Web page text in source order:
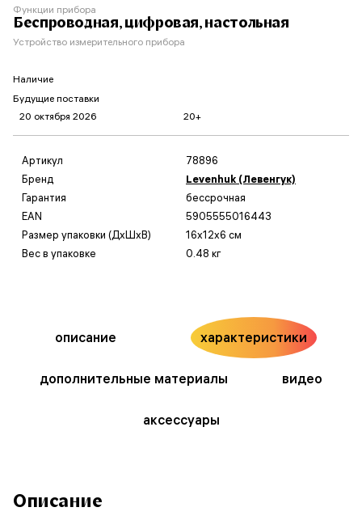
Функции прибора
Беспроводная, цифровая, настольная
Устройство измерительного прибора
Наличие
Будущие поставки
20 октября 2026
20+
Артикул
78896
Бренд
Levenhuk (Левенгук)
Гарантия
бессрочная
EAN
5905555016443
Размер упаковки (ДxШxВ)
16x12x6 см
Вес в упаковке
0.48 кг
описание характеристики
дополнительные материалы видео
аксессуары
Описание